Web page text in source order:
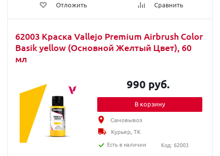
Отложить Сравнить
62003 Краска Vallejo Premium Airbrush Color
Basik yellow (Основной Желтый Цвет), 60
мл
990 руб.
В корзину
Самовывоз
Курьер, ТК
Есть в наличии
Код: 62003